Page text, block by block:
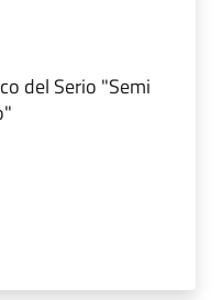
del Serio "Semi